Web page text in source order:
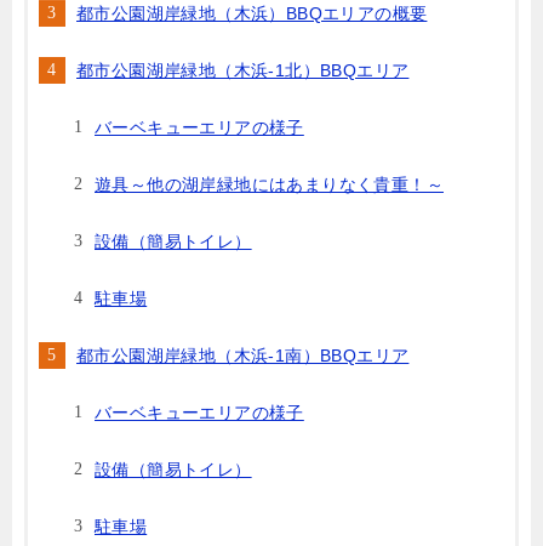
都市公園湖岸緑地（木浜）BBQエリアの概要
都市公園湖岸緑地（木浜-1北）BBQエリア
バーベキューエリアの様子
遊具～他の湖岸緑地にはあまりなく貴重！～
設備（簡易トイレ）
駐車場
都市公園湖岸緑地（木浜-1南）BBQエリア
バーベキューエリアの様子
設備（簡易トイレ）
駐車場